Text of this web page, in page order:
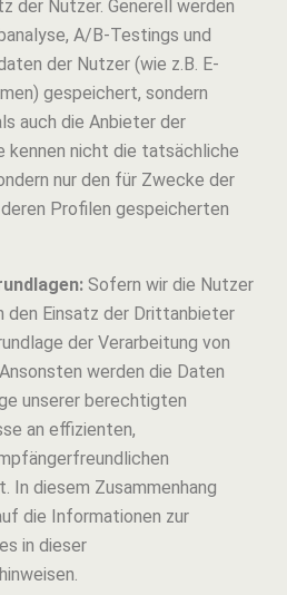
der Nutzer. Generell werden
A/B-Testings und
der Nutzer (wie z.B. E-
gespeichert, sondern
auch die Anbieter der
nicht die tatsächliche
nur den für Zwecke der
Profilen gespeicherten
Sofern wir die Nutzer
den Einsatz der Drittanbieter
der Verarbeitung von
werden die Daten
unserer berechtigten
an effizienten,
In diesem Zusammenhang
die Informationen zur
in dieser